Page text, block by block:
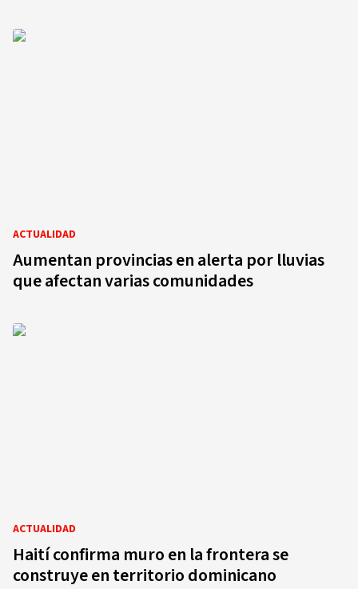
ACTUALIDAD
Aumentan provincias en alerta por lluvias
que afectan varias comunidades
ACTUALIDAD
Haití confirma muro en la frontera se
construye en territorio dominicano